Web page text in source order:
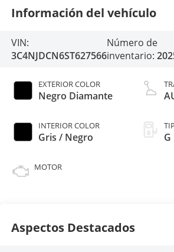
Información del vehículo
VIN:
3C4NJDCN6ST627566
Número de
inventario:
EXTERIOR COLOR
Negro Diamante
INTERIOR COLOR
Gris / Negro
MOTOR
G
Aspectos Destacados